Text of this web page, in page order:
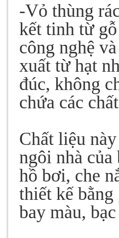
-Vỏ thùng
kết tinh từ
công nghệ
xuất từ hạt
đúc, không
chứa các
Chất liệu
ngôi nhà
hồ bơi, che
thiết kế
bay màu,